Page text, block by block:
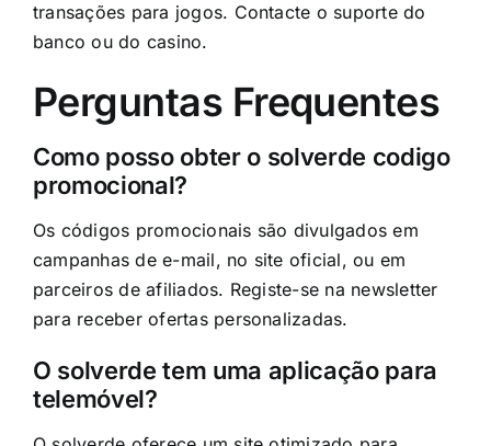
transações para jogos. Contacte o suporte do
banco ou do casino.
Perguntas Frequentes
Como posso obter o solverde codigo
promocional?
Os códigos promocionais são divulgados em
campanhas de e-mail, no site oficial, ou em
parceiros de afiliados. Registe-se na newsletter
para receber ofertas personalizadas.
O solverde tem uma aplicação para
telemóvel?